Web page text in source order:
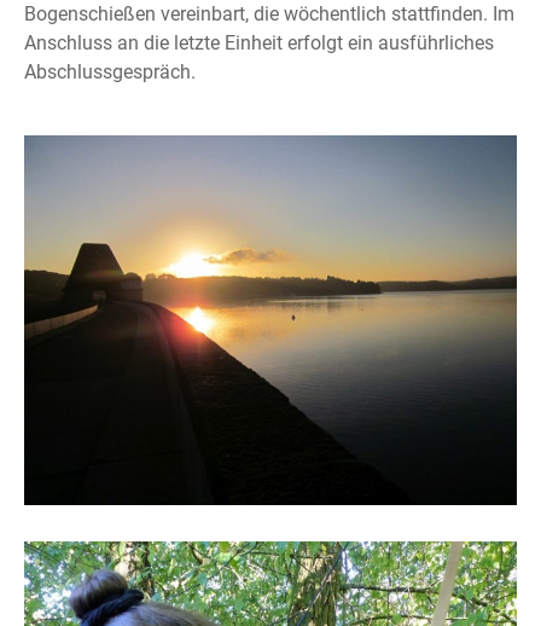
Bogenschießen vereinbart, die wöchentlich stattfinden. Im
Anschluss an die letzte Einheit erfolgt ein ausführliches
Abschlussgespräch.